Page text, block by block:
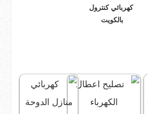
كهربائي كنترول
بالكويت